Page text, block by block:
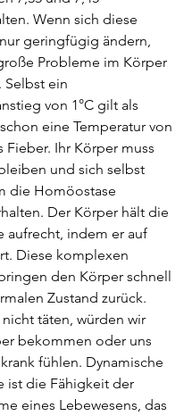
Wenn sich diese
geringfügig ändern,
Probleme im Körper
Selbst ein
von 1°C gilt als
eine Temperatur von
Fieber. Ihr Körper muss
und sich selbst
die Homöostase
Der Körper hält die
aufrecht, indem er auf
Diese komplexen
den Körper schnell
Zustand zurück.
täten, würden wir
bekommen oder uns
fühlen. Dynamische
ist die Fähigkeit der
eines Lebewesens, das